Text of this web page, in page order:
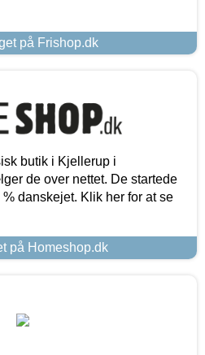
på Frishop.dk
butik i Kjellerup i
de over nettet. De startede
danskejet. Klik her for at se
på Homeshop.dk